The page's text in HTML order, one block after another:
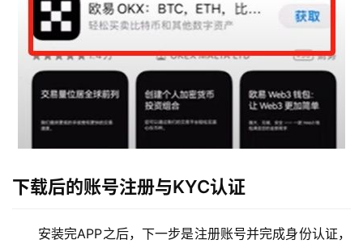
下载后的账号注册与KYC认证
安装完APP之后，下一步是注册账号并完成身份认证，